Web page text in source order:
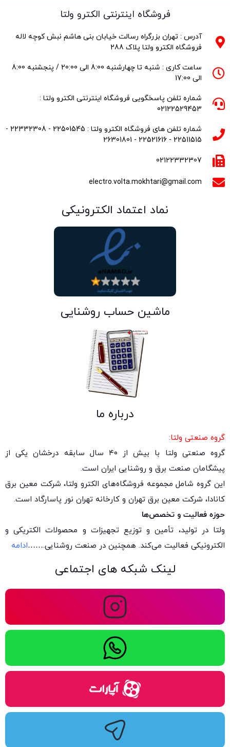
فروشگاه اینترنتی الکترو ولتا
آدرس : تهران بزرگراه رسالت خیابان بنی هاشم نبش کوچه لاله
فروشگاه الکترو ولتا پلاک 288
ساعت کاری : شنبه تا چهارشنبه 8:00 الی 20:00 / پنجشنبه 8:00
الی 17:00
شماره تلفن پاسخگویی فروشگاه اینترنتی الکترو ولتا :
02122529453
شماره تلفن های فروشگاه الکترو ولتا : 22501545 - 22332308 -
22511515 - 22521616 - 26301801
02122332307
electro.volta.mokhtari@gmail.com
نماد اعتماد الکترونیکی
ماشین حساب روشنایی
درباره ما
گروه صنعتی ولتا:
گروه صنعتی ولتا با بیش از ۴۰ سال سابقه درخشان یکی از
پیشگامان صنعت برق و روشنایی ایران است.
این گروه شامل مجموعه فروشگاه‌های الکترو ولتا، شرکت معین برق
کانادا، شرکت معین برق تهران و کارخانه تهران نور پاسارگاد است.
حوزه فعالیت و تخصص‌ها
ولتا در تولید، تأمین و توزیع تجهیزات و محصولات الکتریکی و
الکترونیکی فعالیت می‌کند. همچنین در صنعت روشنایی.……ادامه
لینک شبکه های اجتماعی